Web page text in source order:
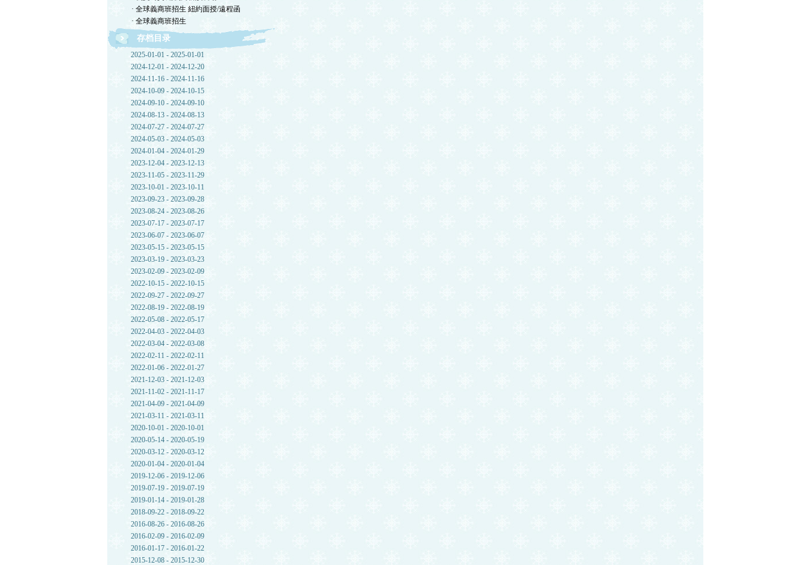
· 全球義商班招生 紐約面授/遠程函
· 全球義商班招生
存档目录
2025-01-01 - 2025-01-01
2024-12-01 - 2024-12-20
2024-11-16 - 2024-11-16
2024-10-09 - 2024-10-15
2024-09-10 - 2024-09-10
2024-08-13 - 2024-08-13
2024-07-27 - 2024-07-27
2024-05-03 - 2024-05-03
2024-01-04 - 2024-01-29
2023-12-04 - 2023-12-13
2023-11-05 - 2023-11-29
2023-10-01 - 2023-10-11
2023-09-23 - 2023-09-28
2023-08-24 - 2023-08-26
2023-07-17 - 2023-07-17
2023-06-07 - 2023-06-07
2023-05-15 - 2023-05-15
2023-03-19 - 2023-03-23
2023-02-09 - 2023-02-09
2022-10-15 - 2022-10-15
2022-09-27 - 2022-09-27
2022-08-19 - 2022-08-19
2022-05-08 - 2022-05-17
2022-04-03 - 2022-04-03
2022-03-04 - 2022-03-08
2022-02-11 - 2022-02-11
2022-01-06 - 2022-01-27
2021-12-03 - 2021-12-03
2021-11-02 - 2021-11-17
2021-04-09 - 2021-04-09
2021-03-11 - 2021-03-11
2020-10-01 - 2020-10-01
2020-05-14 - 2020-05-19
2020-03-12 - 2020-03-12
2020-01-04 - 2020-01-04
2019-12-06 - 2019-12-06
2019-07-19 - 2019-07-19
2019-01-14 - 2019-01-28
2018-09-22 - 2018-09-22
2016-08-26 - 2016-08-26
2016-02-09 - 2016-02-09
2016-01-17 - 2016-01-22
2015-12-08 - 2015-12-30